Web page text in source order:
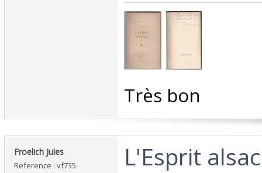
‎Très bon ‎
‎Froelich Jules‎
Reference : vf735
‎L'Esprit